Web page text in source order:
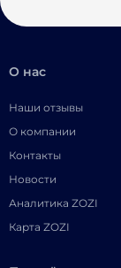
О нас
Наши отзывы
О компании
Контакты
Новости
Аналитика ZOZI
Карта ZOZI